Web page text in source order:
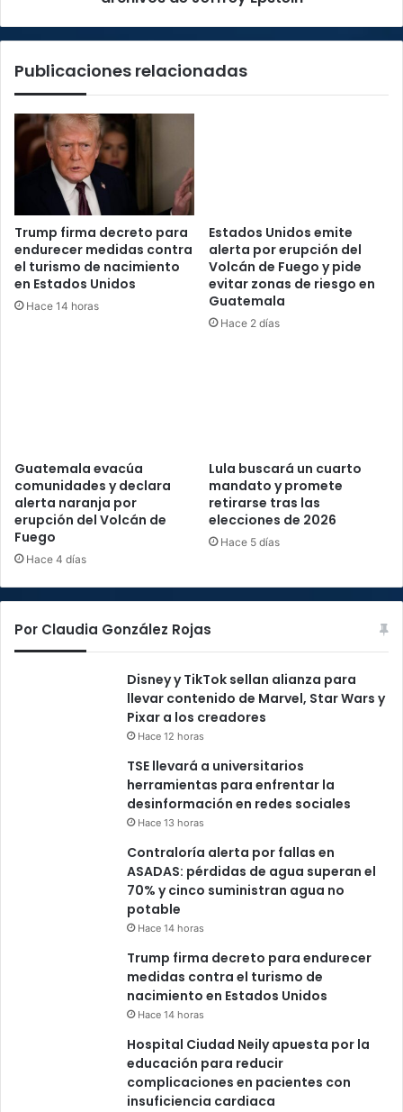
Publicaciones relacionadas
Trump firma decreto para
endurecer medidas contra
el turismo de nacimiento
en Estados Unidos
Hace 14 horas
Estados Unidos emite
alerta por erupción del
Volcán de Fuego y pide
evitar zonas de riesgo en
Guatemala
Hace 2 días
Guatemala evacúa
comunidades y declara
alerta naranja por
erupción del Volcán de
Fuego
Hace 4 días
Lula buscará un cuarto
mandato y promete
retirarse tras las
elecciones de 2026
Hace 5 días
Por Claudia González Rojas
Disney y TikTok sellan alianza para
llevar contenido de Marvel, Star Wars y
Pixar a los creadores
Hace 12 horas
TSE llevará a universitarios
herramientas para enfrentar la
desinformación en redes sociales
Hace 13 horas
Contraloría alerta por fallas en
ASADAS: pérdidas de agua superan el
70% y cinco suministran agua no
potable
Hace 14 horas
Trump firma decreto para endurecer
medidas contra el turismo de
nacimiento en Estados Unidos
Hace 14 horas
Hospital Ciudad Neily apuesta por la
educación para reducir
complicaciones en pacientes con
insuficiencia cardiaca